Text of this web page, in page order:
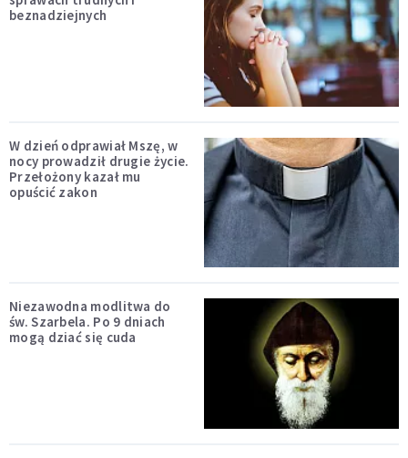
beznadziejnych
W dzień odprawiał Mszę, w
nocy prowadził drugie życie.
Przełożony kazał mu
opuścić zakon
Niezawodna modlitwa do
św. Szarbela. Po 9 dniach
mogą dziać się cuda